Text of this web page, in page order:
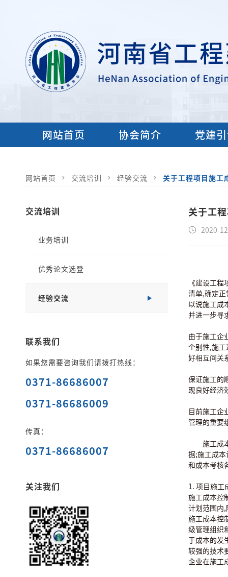
网站首页 协会简介 党建
网站首页 交流培训 经验交流 关于工程项目施工
交流培训
业务培训
优秀论文选登
经验交流
联系我们
如果您需要咨询我们请拨打热线：
0371-86686007
0371-86686009
传真：
0371-86686007
关注我们
关于工
2020-
《建设工
清单,确定
以说施工成
并进一步寻
由于施工企
个别性,施
好相互间关
保证施工的
现良好经济
目前施工企
管理的重要
施工成本
据;施工成
和成本考核
1. 项目
施工成本控
计划范围
施工成本控
级管理组织
于成本的发
较强的技术
企业在施工